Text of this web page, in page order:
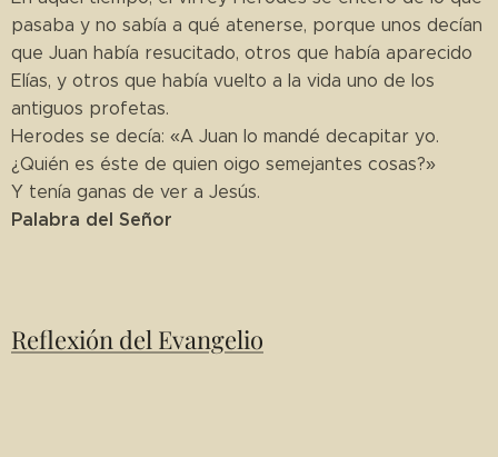
pasaba y no sabía a qué atenerse, porque unos decían
que Juan había resucitado, otros que había aparecido
Elías, y otros que había vuelto a la vida uno de los
antiguos profetas.
Herodes se decía: «A Juan lo mandé decapitar yo.
¿Quién es éste de quien oigo semejantes cosas?»
Y tenía ganas de ver a Jesús.
Palabra del Señor
Reflexión del Evangelio